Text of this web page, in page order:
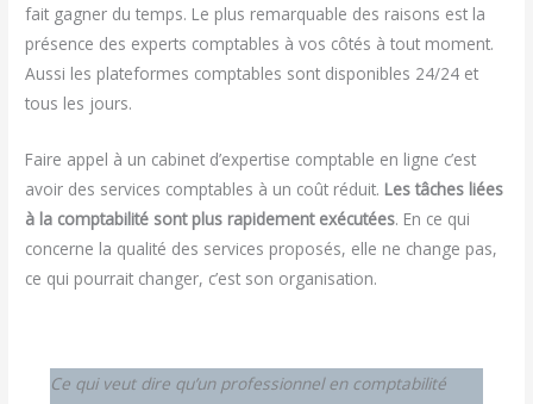
fait gagner du temps. Le plus remarquable des raisons est la
présence des experts comptables à vos côtés à tout moment.
Aussi les plateformes comptables sont disponibles 24/24 et
tous les jours.
Faire appel à un cabinet d’expertise comptable en ligne c’est
avoir des services comptables à un coût réduit. Les tâches liées
à la comptabilité sont plus rapidement exécutées. En ce qui
concerne la qualité des services proposés, elle ne change pas,
ce qui pourrait changer, c’est son organisation.
Ce qui veut dire qu’un professionnel en comptabilité